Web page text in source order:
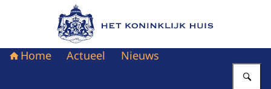
Naar de homepage van Het Koninklijk Huis
Home Actueel Nieuws